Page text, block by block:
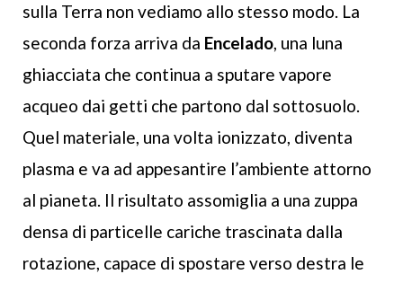
sulla Terra non vediamo allo stesso modo. La
seconda forza arriva da Encelado, una luna
ghiacciata che continua a sputare vapore
acqueo dai getti che partono dal sottosuolo.
Quel materiale, una volta ionizzato, diventa
plasma e va ad appesantire l’ambiente attorno
al pianeta. Il risultato assomiglia a una zuppa
densa di particelle cariche trascinata dalla
rotazione, capace di spostare verso destra le